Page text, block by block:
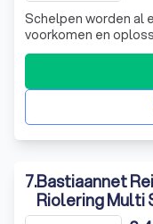
Schelpen worden al
voorkomen en
en de meest
problemen die
ongeïsoleerde
7.Bastiaannet
Riolering Multi